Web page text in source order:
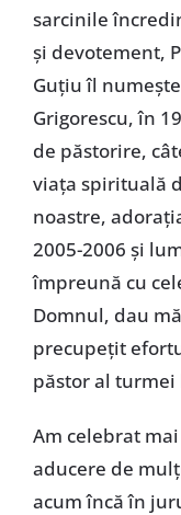
sarcinile
și devotement,
Guțiu îl
Grigorescu, în
de păstorire,
viața spirituală
noastre,
2005-2006 și
împreună cu
Domnul, dau
precupețit
păstor al turmei
Am celebrat
aducere de
acum încă în